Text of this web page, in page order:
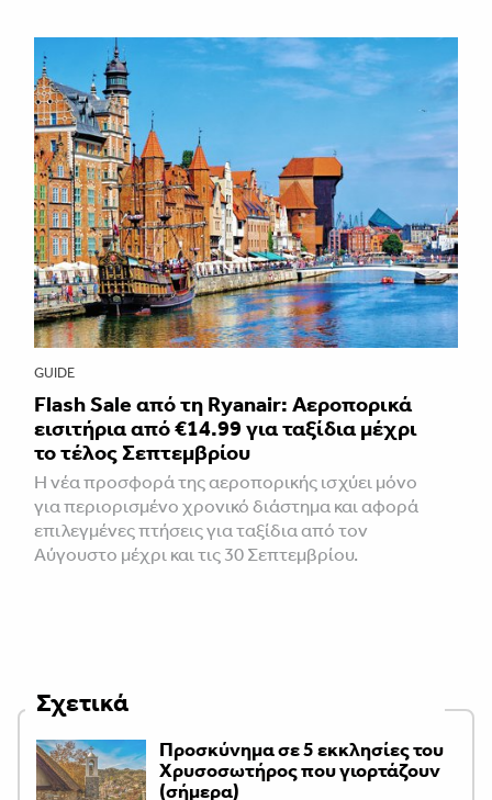
GUIDE
Flash Sale από τη Ryanair: Αεροπορικά
εισιτήρια από €14.99 για ταξίδια μέχρι
το τέλος Σεπτεμβρίου
Η νέα προσφορά της αεροπορικής ισχύει μόνο
για περιορισμένο χρονικό διάστημα και αφορά
επιλεγμένες πτήσεις για ταξίδια από τον
Αύγουστο μέχρι και τις 30 Σεπτεμβρίου.
Σχετικά
Προσκύνημα σε 5 εκκλησίες του
Χρυσοσωτήρος που γιορτάζουν
(σήμερα)